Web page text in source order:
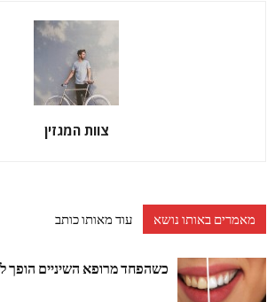
צוות המגזין
מאמרים באותו נושא עוד מאותו כותב
כשהפחד מרופא השיניים הופך